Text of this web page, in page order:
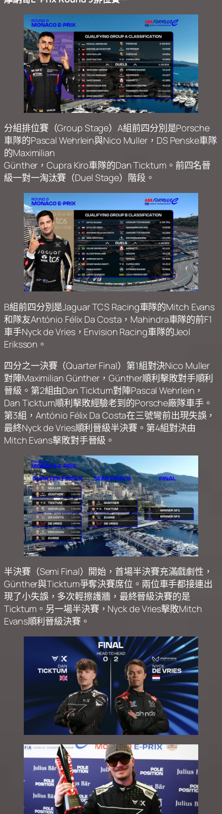
分組排位賽（Group Stage）A組前四分別是Porsche
車隊的Pascal Wehrlein與Nico Muller，DS Penske車隊
的Maximilian
Günther，Cupra Kiro車隊的Dan Ticktum。前四名晉
級一對一淘汰賽（Duel Stage）階段。
B組前四分別是Jaguar TCS Racing車隊的Mitch Evans
和隊友António Félix Da Costa，Mahindra車隊的前F1
車手Nyck de Vries，Envision Racing車隊的Jeol
Eriksson。
四分之一決賽（Quarter Final）第1組對決Nico Muller
對陣Maximilian Günther，Günther順利擊敗對手順利
晉級。第2組由Dan Ticktum對陣Pascal Wehrlein，
Dan Ticktum順利擊敗經驗老到的Porsche廠隊車手。
第3組，António Félix Da Costa在三號彎前出現失誤，
最終Nyck de Vries順利晉級半決賽。第4組對決由
Mitch Evans擊敗對手晉級。
半決賽（Semi Final）開始，首場半決賽充滿戲劇性，
Günther與Ticktum爭奪決賽席位。兩位車手都接連出
現了小失誤，多次輕擦護牆，最終晉級決賽的是
Ticktum。另一場半決賽，Nyck de Vries擊敗Mitch
Evans順利晉級決賽。